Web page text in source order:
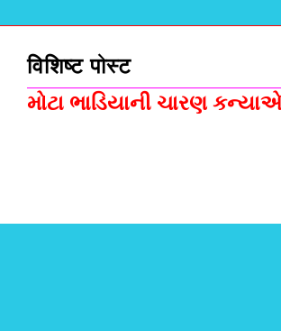
विशिष्ट पोस्ट
મોટા ભાડિયાની ચારણ